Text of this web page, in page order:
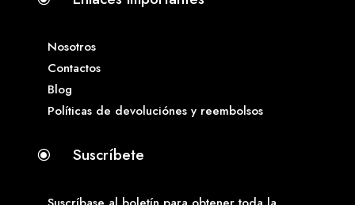
Nosotros
Contactos
Blog
Políticas de devoluciónes y reembolsos
\ Suscríbete